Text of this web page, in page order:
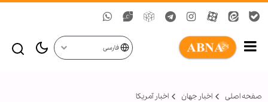
فارسی
صفحه اصلی اخبار جهان اخبار آمریکا